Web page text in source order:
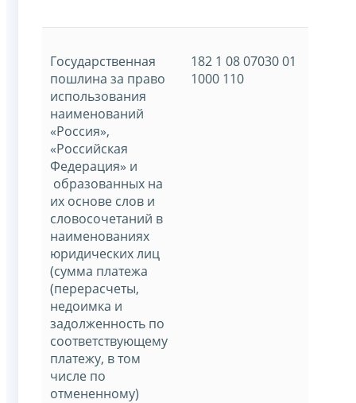
Государственная
пошлина за право
использования
наименований
«Россия»,
«Российская
Федерация» и
образованных на
их основе слов и
словосочетаний в
наименованиях
юридических лиц
(сумма платежа
(перерасчеты,
недоимка и
задолженность по
соответствующему
платежу, в том
числе по
отмененному)
182 1 08 07030 01
1000 110